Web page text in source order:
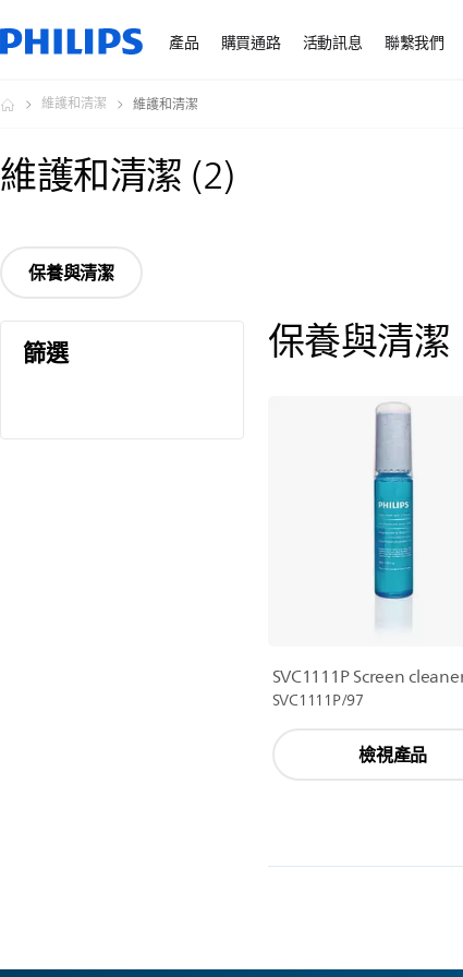
產品 購買通路 活動訊息 聯繫我們
維護和清潔 維護和清潔
維護和清潔 (2)
保養與清潔
篩選 保養與清潔
SVC1111P Screen
SVC1111P/97
檢視產品